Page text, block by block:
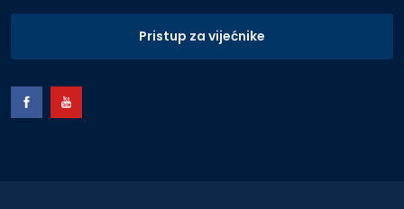
Pristup za vijećnike